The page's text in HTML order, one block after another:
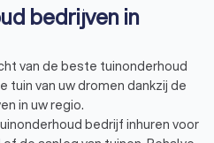
bedrijven in
van de beste tuinonderhoud
tuin van uw dromen dankzij de
in uw regio.
bedrijf inhuren voor